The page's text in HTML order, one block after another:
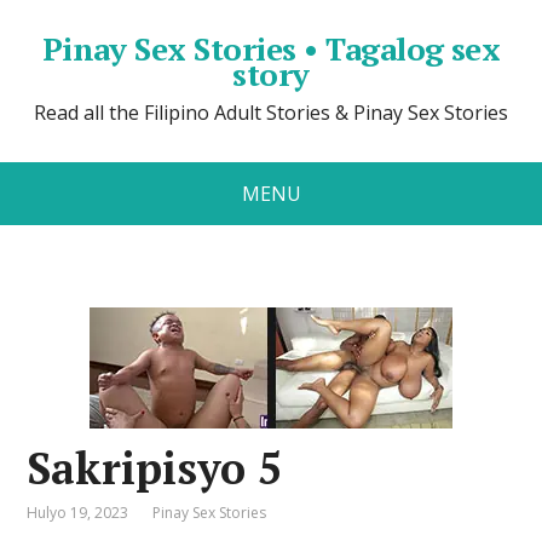
Pinay Sex Stories • Tagalog sex
story
Read all the Filipino Adult Stories & Pinay Sex Stories
MENU
Sakripisyo 5
Hulyo 19, 2023 Pinay Sex Stories